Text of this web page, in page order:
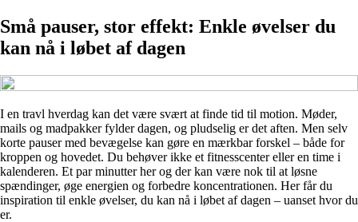
Små pauser, stor effekt: Enkle øvelser du
kan nå i løbet af dagen
I en travl hverdag kan det være svært at finde tid til motion. Møder,
mails og madpakker fylder dagen, og pludselig er det aften. Men selv
korte pauser med bevægelse kan gøre en mærkbar forskel – både for
kroppen og hovedet. Du behøver ikke et fitnesscenter eller en time i
kalenderen. Et par minutter her og der kan være nok til at løsne
spændinger, øge energien og forbedre koncentrationen. Her får du
inspiration til enkle øvelser, du kan nå i løbet af dagen – uanset hvor du
er.